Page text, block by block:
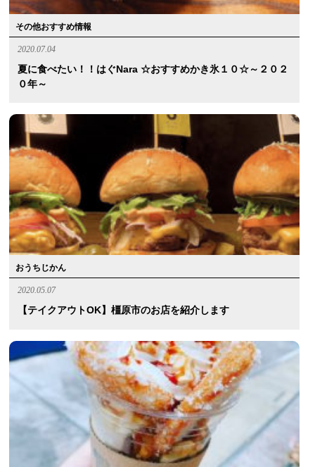
その他おすすめ情報
2020.07.04
夏に食べたい！！はぐnara ☆おすすめかき氷１０☆～２０２
０年～
おうちじかん
2020.05.07
【テイクアウトOK】橿原市のお店を紹介します